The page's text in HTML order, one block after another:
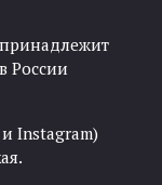
России
и Instagram)